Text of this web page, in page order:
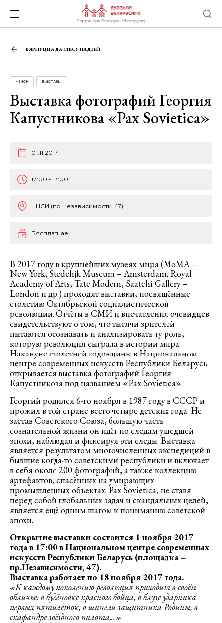
ВЯРНУЦЦА ДА СПІСУ ПАДЗЕЙ
МІНСК ВЫСТАВЫ
Выставка фотографий Георгия
Капустникова «Pax Sovietica»
01.11.2017
17:00 - 17:00
НЦСИ (пр.Независимости, 47)
Бясплатнае
В 2017 году в крупнейших музеях мира (MoMA –
New York; Stedelijk Museum – Amsterdam; Royal
Academy of Arts, Tate Modern, Saatchi Gallery –
London и др.) проходят выставки, посвящённые
столетию Октябрьской социалистической
революции. Отчёты в СМИ и впечатления очевидцев
свидетельствуют о том, что тысячи зрителей
пытаются осознавать и анализировать ту роль,
которую революция сыграла в истории мира.
Накануне столетней годовщины в Национальном
центре современных искусств Республики Беларусь
открывается выставка фотографий Георгия
Капустникова под названием «Pax Sovietica».
Георгий родился 6-го ноября в 1987 году в СССР и
прожил в той стране всего четыре детских года. Не
застав Советского Союза, большую часть
сознательной жизни он идёт по следам ушедшей
эпохи, наблюдая и фиксируя эти следы. Выставка
является результатом многочисленных экспедиций в
бывшие когда-то советскими республики и включает
в себя около 200 фотографий, а также коллекцию
артефактов, спасённых на умирающих
промышленных объектах. Pax Sovietica, не ставя
перед собой глобальных задач и скандальных целей,
является ещё одним шагом к пониманию советской
эпохи.
Открытие выставки состоится 1 ноября 2017
года в 17:00 в Национальном центре современных
искусств Республики Беларусь (площадка –
пр.Независимости, 47).
Выставка работает по 18 ноября 2017 года.
«К каждому поколению революция приходит в своём
обличье: в будёновке красного бойца, в блузе ударника
первых пятилеток, в шинели защитника Родины, в
скафандре звёздного пилота…»